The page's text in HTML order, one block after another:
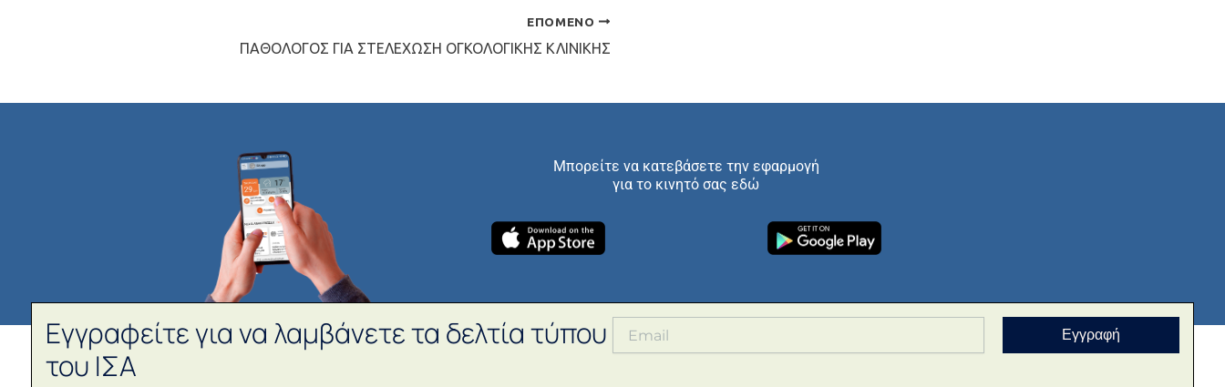
ΕΠΌΜΕΝΟ
ΠΑΘΟΛΟΓΟΣ ΓΙΑ ΣΤΕΛΕΧΩΣΗ ΟΓΚΟΛΟΓΙΚΗΣ ΚΛΙΝΙΚΗΣ
Μπορείτε να κατεβάσετε την εφαρμογή
για το κινητό σας εδώ
Εγγραφείτε για να λαμβάνετε τα δελτία τύπου
του ΙΣΑ
Εγγραφή